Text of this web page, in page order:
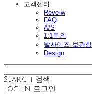
고객센터
Reveiw
FAQ
A/S
1:1문의
발사이즈 보관함
Design
Search 검색
Log In 로그인